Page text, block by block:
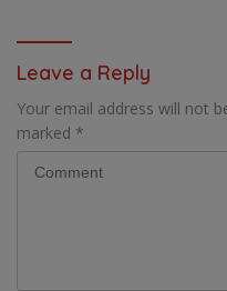
Leave a Reply
Your email address will not
marked *